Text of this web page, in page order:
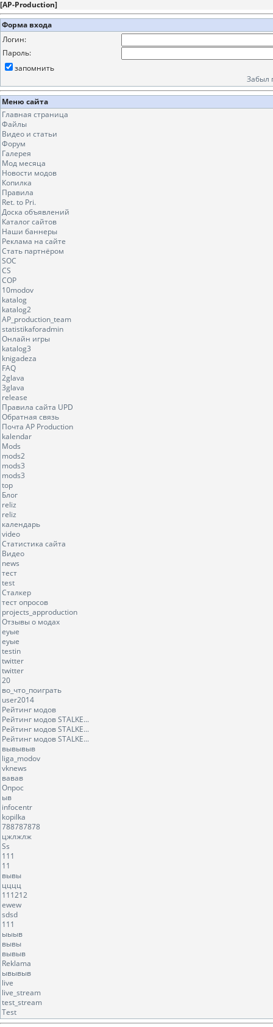
[AP-Production]
Форма входа
Логин:
Пароль:
запомнить
Забыл
Меню сайта
Главная страница
Файлы
Видео и статьи
Форум
Галерея
Мод месяца
Новости модов
Копилка
Правила
Ret. to Pri.
Доска объявлений
Каталог сайтов
Наши баннеры
Реклама на сайте
Стать партнёром
SOC
CS
COP
10modov
katalog
katalog2
AP_production_team
statistikaforadmin
Онлайн игры
katalog3
knigadeza
FAQ
2glava
3glava
release
Правила сайта UPD
Обратная связь
Почта AP Production
kalendar
Mods
mods2
mods3
mods3
top
Блог
reliz
reliz
календарь
video
Статистика сайта
Видео
news
тест
test
Сталкер
тест опросов
projects_approduction
Отзывы о модах
еуые
еуые
testin
twitter
twitter
20
во_что_поиграть
user2014
Рейтинг модов
Рейтинг модов STALKE...
Рейтинг модов STALKE...
Рейтинг модов STALKE...
вывывыв
liga_modov
vknews
вавав
Опрос
ыв
infocentr
kopilka
788787878
цжлжлж
Ss
111
11
вывы
цццц
111212
ewew
sdsd
111
ыыыв
вывы
вывыв
Reklama
ывывыв
live
live_stream
test_stream
Test